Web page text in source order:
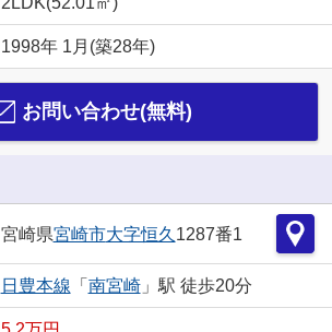
1998年 1月(築28年)
お問い合わせ(無料)
宮崎県宮崎市大字恒久 1287番1
日豊本線 「 南宮崎」駅 徒歩20分